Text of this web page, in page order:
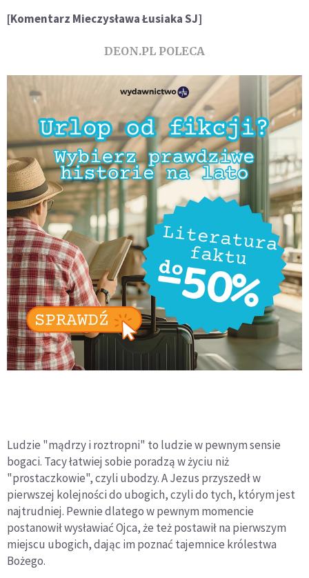
[Komentarz Mieczysława Łusiaka SJ]
DEON.PL POLECA
Ludzie "mądrzy i roztropni" to ludzie w pewnym sensie
bogaci. Tacy łatwiej sobie poradzą w życiu niż
"prostaczkowie", czyli ubodzy. A Jezus przyszedł w
pierwszej kolejności do ubogich, czyli do tych, którym jest
najtrudniej. Pewnie dlatego w pewnym momencie
postanowił wysławiać Ojca, że też postawił na pierwszym
miejscu ubogich, dając im poznać tajemnice królestwa
Bożego.